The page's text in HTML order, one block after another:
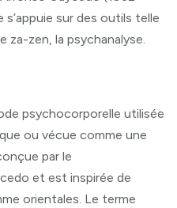
sur des outils telle
za-zen, la psychanalyse.
psychocorporelle utilisée
ou vécue comme une
par le
et est inspirée de
orientales. Le terme